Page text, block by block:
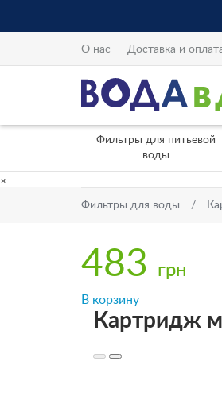
О нас Доставка и
Фильтры для питьевой
воды
×
Фильтры для воды
483 грн
В корзину
Картридж